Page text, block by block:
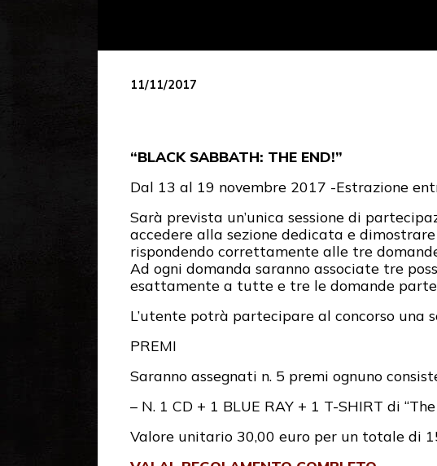
11/11/2017
“BLACK SABBATH: THE END!”
Dal 13 al 19 novembre 2017 -Estrazione
Sarà prevista un’unica sessione di
accedere alla sezione dedicata e
rispondendo correttamente alle tre
Ad ogni domanda saranno associate tre
esattamente a tutte e tre le domande
L’utente potrà partecipare al concorso una
PREMI
Saranno assegnati n. 5 premi ognuno
– N. 1 CD + 1 BLUE RAY + 1 T-SHIRT di
Valore unitario 30,00 euro per un totale di